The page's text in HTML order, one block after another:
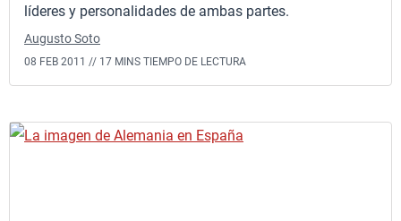
líderes y personalidades de ambas partes.
Augusto Soto
08 FEB 2011 // 17 MINS TIEMPO DE LECTURA